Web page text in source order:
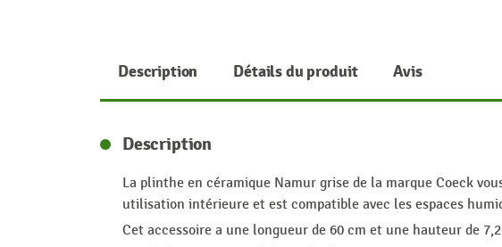
Description Détails du produit Avis
Description
La plinthe en céramique Namur grise de la marque Coeck
utilisation intérieure et est compatible avec les espaces
Cet accessoire a une longueur de 60 cm et une hauteur de